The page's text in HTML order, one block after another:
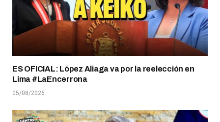
ES OFICIAL: López Aliaga va por la reelección en
Lima #LaEncerrona
05/08/2026